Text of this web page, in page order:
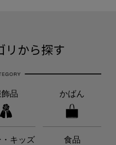
リから探す
飾品 かばん
キッズ 食品